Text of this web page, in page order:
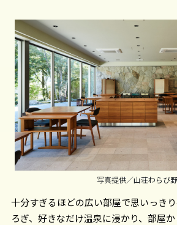
写真提供／山荘わらび野
十分すぎるほどの広い部屋で思いっき
ろぎ、好きなだけ温泉に浸かり、部屋